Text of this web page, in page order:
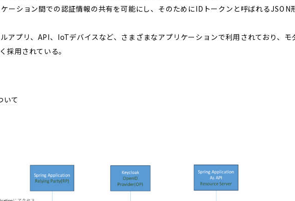
ーション間での認証情報の共有を可能にし、そのためにIDトークンと呼ばれるJSON
アプリ、API、IoTデバイスなど、さまざまなアプリケーションで利用されており、モ
採用されている。
て